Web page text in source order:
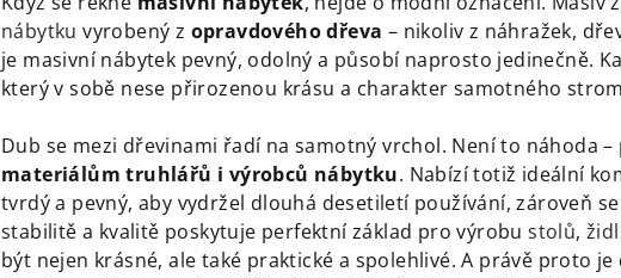
nábytku vyrobený z opravdového dřeva – nikoliv z náhražek,
je masivní nábytek pevný, odolný a působí naprosto jedinečně.
který v sobě nese přirozenou krásu a charakter samotného
Dub se mezi dřevinami řadí na samotný vrchol. Není to náhoda
materiálům truhlářů i výrobců nábytku. Nabízí totiž ideální
tvrdý a pevný, aby vydržel dlouhá desetiletí používání, zároveň
stabilitě a kvalitě poskytuje perfektní základ pro výrobustolů,
být nejen krásné, ale také praktické a spolehlivé. A právě proto